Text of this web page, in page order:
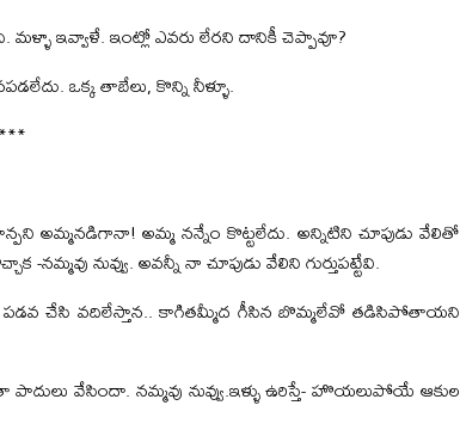
మళ్ళా ఇవ్వాళే. ఇంట్లో ఎవరు లేరని దానికీ చెప్పావూ?
ఒక్క తాబేలు, కొన్ని నీళ్ళూ.
***
అమ్మనడిగానా! అమ్మ నన్నేం కొట్టలేదు. అన్నిటిని చూపుడు వేలితో
నమ్మవు నువ్వు. అవన్నీ నా చూపుడు వేలిని గుర్తుపట్టేవి.
పడవ చేసి వదిలేస్తాన.. కాగితమ్మీద గీసిన బొమ్మలేవో తడిసిపోతాయని
వేసిందా. నమ్మవు నువ్వు.ఇళ్ళు ఉరిస్తే- హొయలుపోయే ఆకుల